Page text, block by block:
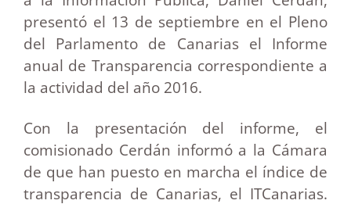
presentó el 13 de septiembre en el Pleno
del Parlamento de Canarias el Informe
anual de Transparencia correspondiente a
la actividad del año 2016.
Con la presentación del informe, el
comisionado Cerdán informó a la Cámara
de que han puesto en marcha el índice de
transparencia de Canarias, el ITCanarias.